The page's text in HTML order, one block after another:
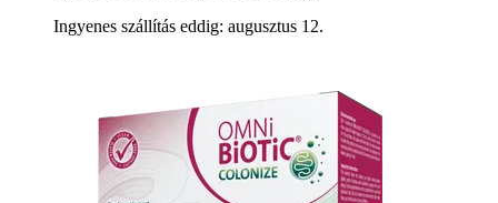
Ingyenes szállítás eddig: augusztus 12.